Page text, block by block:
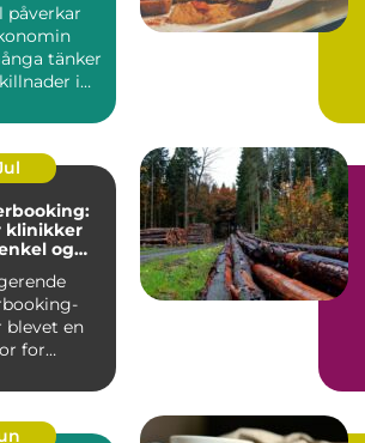
påverkar
tänker
i
klinikker
og
blevet en
for